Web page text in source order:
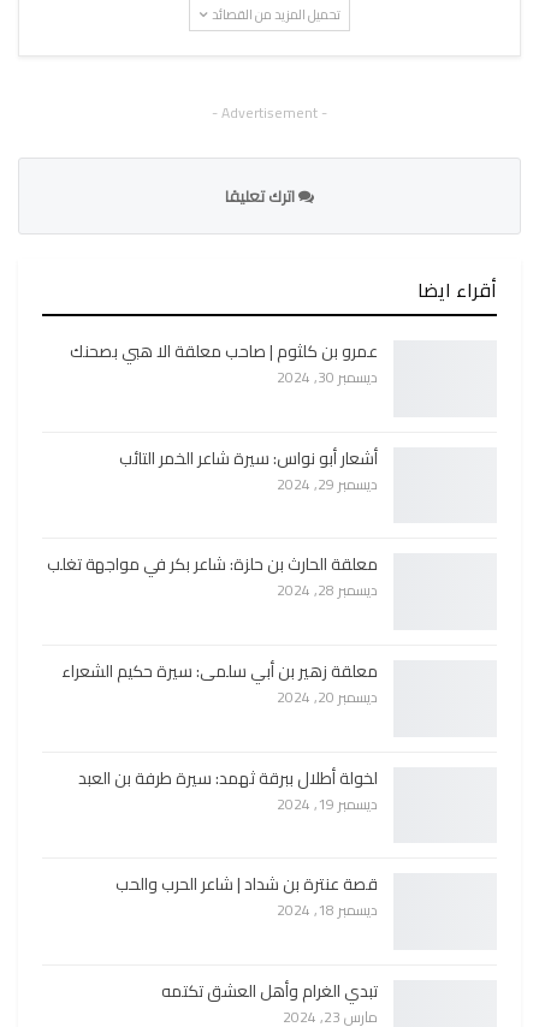
تحميل المزيد من القصائد
- Advertisement -
اترك تعليقا
أقراء ايضا
عمرو بن كلثوم | صاحب معلقة الا هبي بصحنك
ديسمبر 30, 2024
أشعار أبو نواس: سيرة شاعر الخمر التائب
ديسمبر 29, 2024
معلقة الحارث بن حلزة: شاعر بكر في مواجهة تغلب
ديسمبر 28, 2024
معلقة زهير بن أبي سلمى: سيرة حكيم الشعراء
ديسمبر 20, 2024
لخولة أطلال ببرقة ثهمد: سيرة طرفة بن العبد
ديسمبر 19, 2024
قصة عنترة بن شداد | شاعر الحرب والحب
ديسمبر 18, 2024
تبدي الغرام وأهل العشق تكتمه
مارس 23, 2024